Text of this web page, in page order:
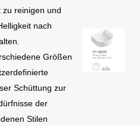
zu reinigen und
nach
Größen
Schüttung zur
der
Stilen